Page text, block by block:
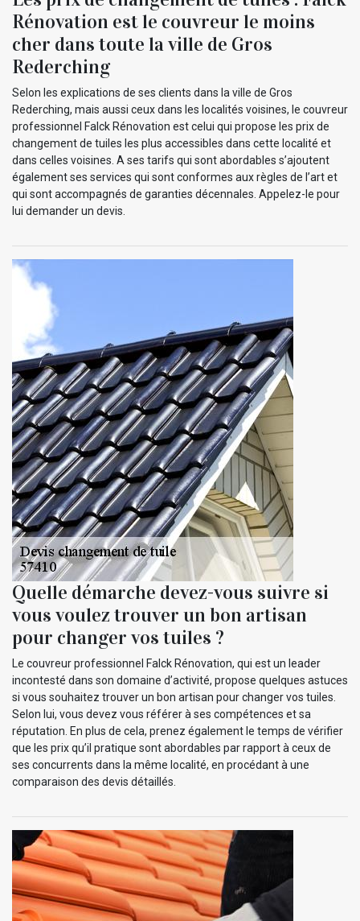
Rénovation est le couvreur le moins
cher dans toute la ville de Gros
Rederching
Selon les explications de ses clients dans la ville de Gros
Rederching, mais aussi ceux dans les localités voisines, le couvreur
professionnel Falck Rénovation est celui qui propose les prix de
changement de tuiles les plus accessibles dans cette localité et
dans celles voisines. A ses tarifs qui sont abordables s’ajoutent
également ses services qui sont conformes aux règles de l’art et
qui sont accompagnés de garanties décennales. Appelez-le pour
lui demander un devis.
Quelle démarche devez-vous suivre si
vous voulez trouver un bon artisan
pour changer vos tuiles ?
Le couvreur professionnel Falck Rénovation, qui est un leader
incontesté dans son domaine d’activité, propose quelques astuces
si vous souhaitez trouver un bon artisan pour changer vos tuiles.
Selon lui, vous devez vous référer à ses compétences et sa
réputation. En plus de cela, prenez également le temps de vérifier
que les prix qu’il pratique sont abordables par rapport à ceux de
ses concurrents dans la même localité, en procédant à une
comparaison des devis détaillés.